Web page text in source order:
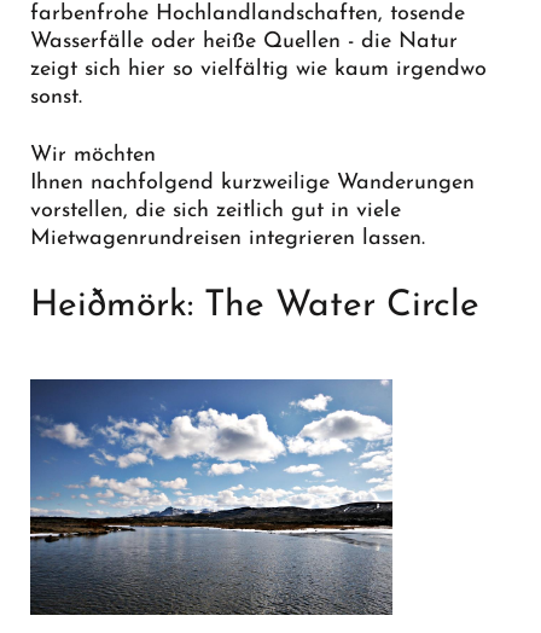
farbenfrohe Hochlandlandschaften, tosende
Wasserfälle oder heiße Quellen - die Natur
zeigt sich hier so vielfältig wie kaum irgendwo
sonst.
Wir möchten
Ihnen nachfolgend kurzweilige Wanderungen
vorstellen, die sich zeitlich gut in viele
Mietwagenrundreisen integrieren lassen.
Heiðmörk: The Water Circle